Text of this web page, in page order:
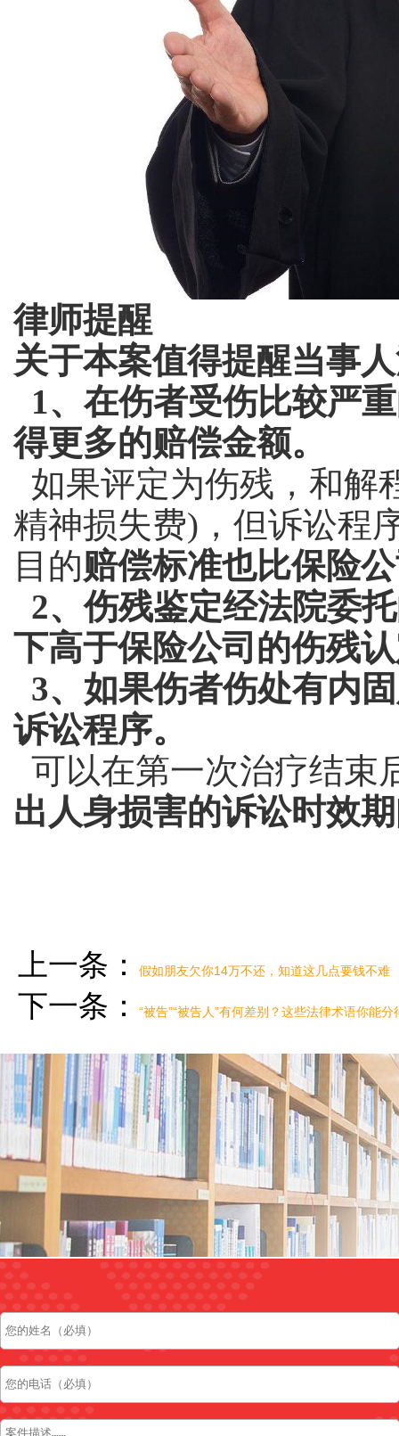
律师提醒
关于本案值得提醒当事
1、在伤者受伤比较严
得更多的赔偿金额。
如果评定为伤残，和解
精神损失费)，但诉讼程
目的赔偿标准也比保险
2、伤残鉴定经法院委
下高于保险公司的伤残
3、如果伤者伤处有内
诉讼程序。
可以在第一次治疗结束
出人身损害的诉讼时效
上一条： 假如朋友欠你14万不还，知道这几点要钱不难
下一条： “被告”“被告人”有何差别？这些法律术语你能分